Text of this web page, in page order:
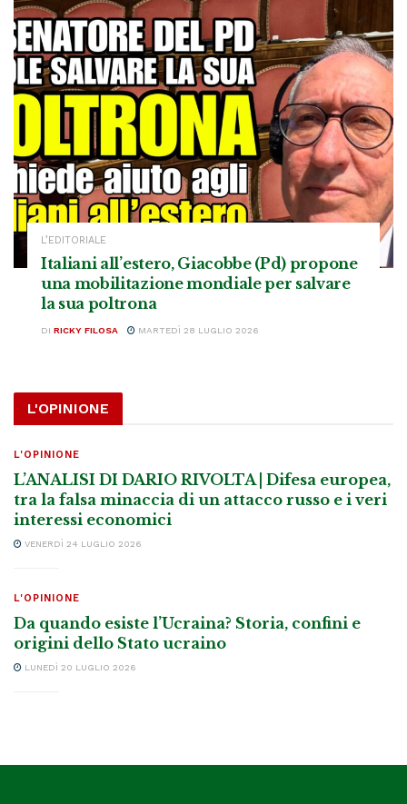
L’EDITORIALE
Italiani all’estero, Giacobbe (Pd) propone
una mobilitazione mondiale per salvare
la sua poltrona
DI RICKY FILOSA MARTEDÌ 28 LUGLIO 2026
L'OPINIONE
L'OPINIONE
L’ANALISI DI DARIO RIVOLTA | Difesa europea,
tra la falsa minaccia di un attacco russo e i veri
interessi economici
VENERDÌ 24 LUGLIO 2026
L'OPINIONE
Da quando esiste l’Ucraina? Storia, confini e
origini dello Stato ucraino
LUNEDÌ 20 LUGLIO 2026